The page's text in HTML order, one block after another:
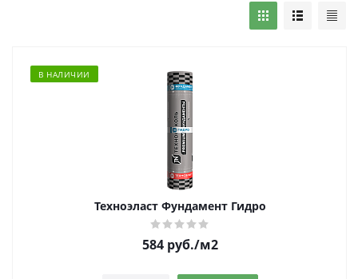
В НАЛИЧИИ
Техноэласт Фундамент Гидро
584руб./м2